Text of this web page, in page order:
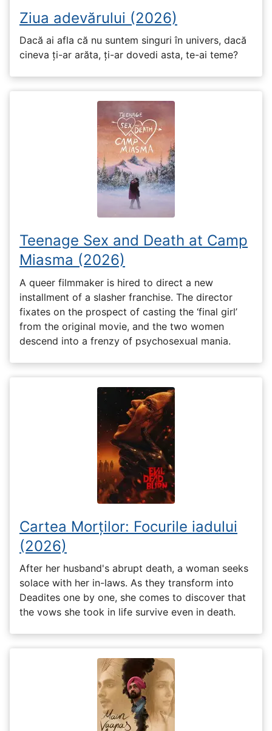
Ziua adevărului (2026)
Dacă ai afla că nu suntem singuri în univers, dacă
cineva ți-ar arăta, ți-ar dovedi asta, te-ai teme?
Teenage Sex and Death at Camp
Miasma (2026)
A queer filmmaker is hired to direct a new
installment of a slasher franchise. The director
fixates on the prospect of casting the ‘final girl’
from the original movie, and the two women
descend into a frenzy of psychosexual mania.
Cartea Morților: Focurile iadului
(2026)
After her husband's abrupt death, a woman seeks
solace with her in-laws. As they transform into
Deadites one by one, she comes to discover that
the vows she took in life survive even in death.